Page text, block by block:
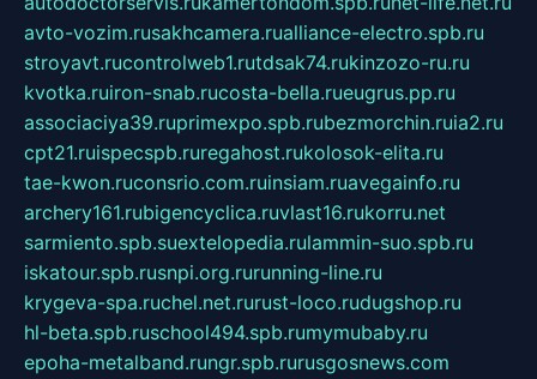
avto-vozim.rusakhcamera.rualliance-electro.spb.ru
stroyavt.rucontrolweb1.rutdsak74.rukinzozo-ru.ru
kvotka.ruiron-snab.rucosta-bella.rueugrus.pp.ru
associaciya39.ruprimexpo.spb.rubezmorchin.ruia2.ru
cpt21.ruispecspb.ruregahost.rukolosok-elita.ru
tae-kwon.ruconsrio.com.ruinsiam.ruavegainfo.ru
archery161.rubigencyclica.ruvlast16.rukorru.net
sarmiento.spb.suextelopedia.rulammin-suo.spb.ru
iskatour.spb.rusnpi.org.rurunning-line.ru
krygeva-spa.ruchel.net.rurust-loco.rudugshop.ru
hl-beta.spb.ruschool494.spb.rumymubaby.ru
epoha-metalband.rungr.spb.rurusgosnews.com